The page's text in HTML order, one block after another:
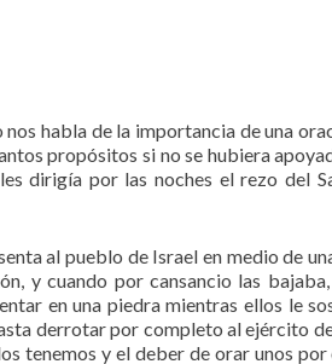
habla de la importancia de una
propósitos si no se hubiera
dirigía por las noches el rezo del
al pueblo de Israel en medio de
y cuando por cansancio las
en una piedra mientras ellos le
derrotar por completo al ejército
tenemos y el deber de orar unos